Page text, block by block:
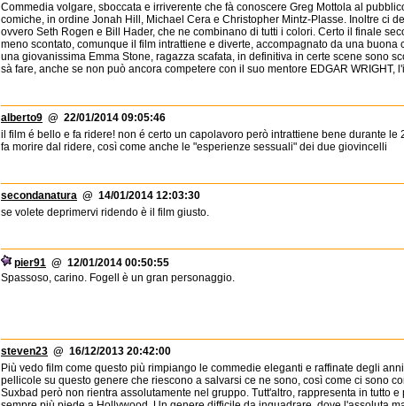
Commedia volgare, sboccata e irriverente che fà conoscere Greg Mottola al
comiche, in ordine Jonah Hill, Michael Cera e Christopher Mintz-Plasse. Inoltre ci
ovvero Seth Rogen e Bill Hader, che ne combinano di tutti i colori. Certo il finale
meno scontato, comunque il film intrattiene e diverte, accompagnato da una
una giovanissima Emma Stone, ragazza scafata, in definitiva in certe scene sono
sà fare, anche se non può ancora competere con il suo mentore EDGAR WRIGHT,
alberto9 @ 22/01/2014 09:05:46
il film é bello e fa ridere! non é certo un capolavoro però intrattiene bene durante le
fa morire dal ridere, così come anche le "esperienze sessuali" dei due giovincelli
secondanatura @ 14/01/2014 12:03:30
se volete deprimervi ridendo è il film giusto.
pier91 @ 12/01/2014 00:50:55
Spassoso, carino. Fogell è un gran personaggio.
steven23 @ 16/12/2013 20:42:00
Più vedo film come questo più rimpiango le commedie eleganti e raffinate degli
pellicole su questo genere che riescono a salvarsi ce ne sono, così come ci sono
Suxbad però non rientra assolutamente nel gruppo. Tutt'altro, rappresenta in tutto